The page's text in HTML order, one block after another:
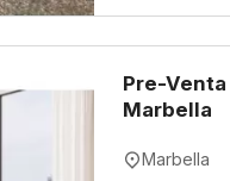
Pre-
Marbella
Marbella